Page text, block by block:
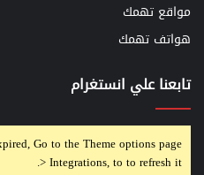
مواقع تهمك
هواتف تهمك
تابعنا علي انستغرام
Go to the Theme options page
> Integrations, to to refresh it.